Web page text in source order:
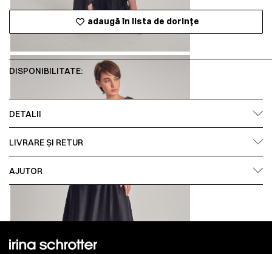
adaugă în lista de dorințe
DISPONIBILITATE:
DETALII
LIVRARE ȘI RETUR
AJUTOR